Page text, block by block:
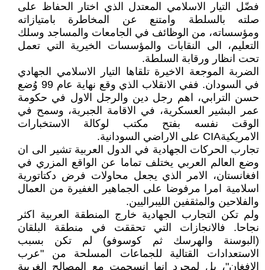
فضّل التيار الاسلامي المعتدل الذي اختار الحفاظ على
صلته بالسلطة وامتنع عن المخاطرة بامتيازاته
ومؤسساته، من الوظائف في الجامعات والمساجد وسلك
التعليم، الى النقابات والمؤسسات الخيرية التي تعمل
تحت انظار ورقابة السلطة.
الضربة الموجعة الاخيرة تلقاها التيار الاسلامي الجهادي
في السودان. ففي الانقلاب الذي وقع نهاية عام 99 وُضع
حسن الترابي، اهم رجل دين والرجل الاول في حكومة
عمر البشير العسكرية، في الاقامة الجبرية، وسمح في
الوقت نفسه بفتح مكتب لوكالة الاستخبارات
الامريكيةCIA على الاراضي السودانية.
تجارب الحركات الجهادية في الدول العربية تشير الى ان
وضع العالم العربي يختلف تماما عن الواقع المزري في
افغانستان، الامر الذي يجعل محاولات فرض دكتاتورية
اسلامية امرا مرفوضا على الجماهير الغفيرة من العمال
والفلاحين والمثقفين الليبراليين.
ولم تكن التجارب الجهادية خارج المنطقة العربية اكثر
نجاحا. فالانجازات التي تحققت في منطقة البلقان
(البوسنة والهرسك ثم كوسوفو) لم تكن بسبب
الاستعدادات القتالية للجماعات المسلحة من "عرب
الافغان"، بل لمجرد انها انسجمت مع المصالح الغربية